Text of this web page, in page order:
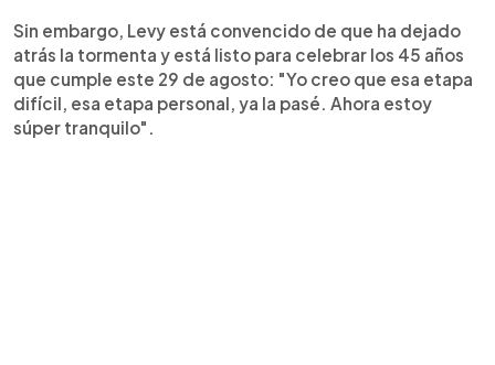
Sin embargo, Levy está convencido de que ha dejado
atrás la tormenta y está listo para celebrar los 45 años
que cumple este 29 de agosto: "Yo creo que esa etapa
difícil, esa etapa personal, ya la pasé. Ahora estoy
súper tranquilo".